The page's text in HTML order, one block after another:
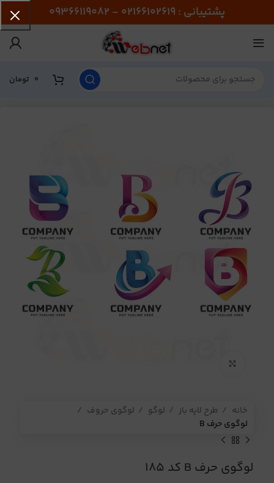
پشتیبانی : 02166102619 - 09366119082
0 تومان
خانه طرح لایه باز لوگو
لوگوی حروف
لوگوی حرف B
لوگوی حرف B کد 185